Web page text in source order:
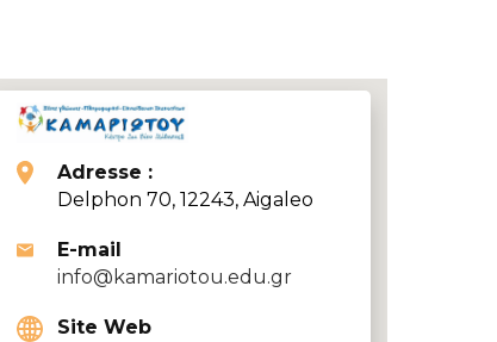
Adresse :
Delphon 70, 12243, Aigaleo
E-mail
info@kamariotou.edu.gr
Site Web